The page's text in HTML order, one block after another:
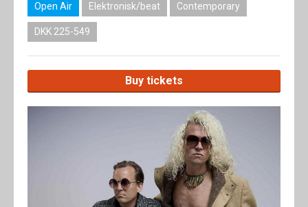
Open Air Elektronisk/beat Contemporary
DKK 225-549
Buy tickets